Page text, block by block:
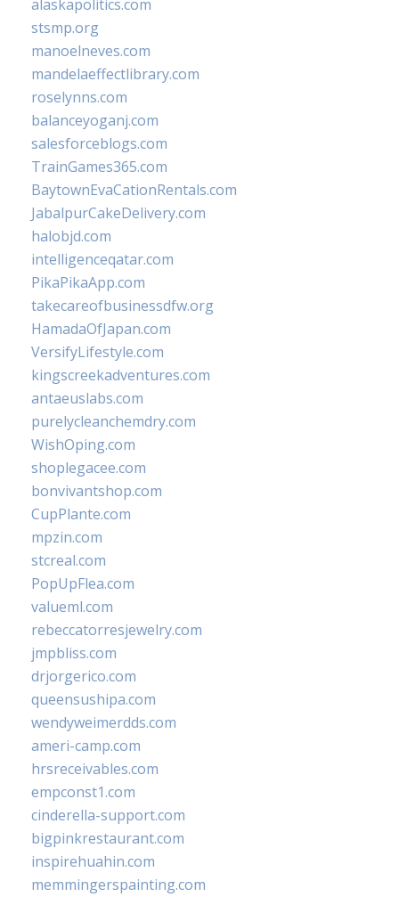
alaskapolitics.com
stsmp.org
manoelneves.com
mandelaeffectlibrary.com
roselynns.com
balanceyoganj.com
salesforceblogs.com
TrainGames365.com
BaytownEvaCationRentals.com
JabalpurCakeDelivery.com
halobjd.com
intelligenceqatar.com
PikaPikaApp.com
takecareofbusinessdfw.org
HamadaOfJapan.com
VersifyLifestyle.com
kingscreekadventures.com
antaeuslabs.com
purelycleanchemdry.com
WishOping.com
shoplegacee.com
bonvivantshop.com
CupPlante.com
mpzin.com
stcreal.com
PopUpFlea.com
valueml.com
rebeccatorresjewelry.com
jmpbliss.com
drjorgerico.com
queensushipa.com
wendyweimerdds.com
ameri-camp.com
hrsreceivables.com
empconst1.com
cinderella-support.com
bigpinkrestaurant.com
inspirehuahin.com
memmingerspainting.com